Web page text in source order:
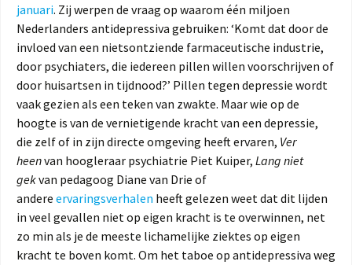
januari. Zij werpen de vraag op waarom één miljoen
Nederlanders antidepressiva gebruiken: ‘Komt dat door de
invloed van een nietsontziende farmaceutische industrie,
door psychiaters, die iedereen pillen willen voorschrijven of
door huisartsen in tijdnood?’ Pillen tegen depressie wordt
vaak gezien als een teken van zwakte. Maar wie op de
hoogte is van de vernietigende kracht van een depressie,
die zelf of in zijn directe omgeving heeft ervaren, Ver
heenvan hoogleraar psychiatrie Piet Kuiper, Lang niet
gekvan pedagoog Diane van Drie of
andere ervaringsverhalen heeft gelezen weet dat dit lijden
in veel gevallen niet op eigen kracht is te overwinnen, net
zo min als je de meeste lichamelijke ziektes op eigen
kracht te boven komt. Om het taboe op antidepressiva weg